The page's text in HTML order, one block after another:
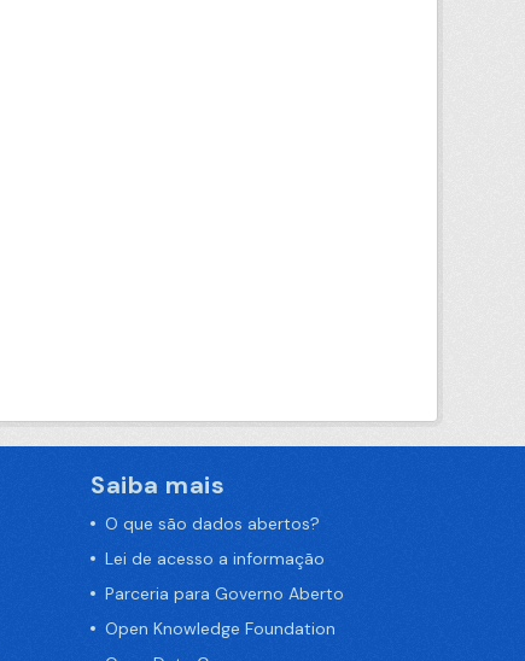
Saiba mais
O que são dados abertos?
Lei de acesso a informação
Parceria para Governo Aberto
Open Knowledge Foundation